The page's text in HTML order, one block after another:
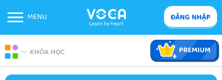
MENU ĐĂNG NHẬP
KHÓA HỌC